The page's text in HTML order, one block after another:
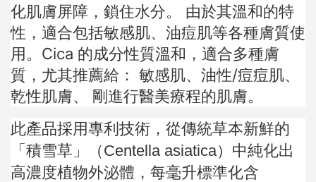
化肌膚屏障，鎖住水分。 由於其溫和的特
性，適合包括敏感肌、油痘肌等各種膚質使
用。Cica 的成分性質溫和，適合多種膚
質，尤其推薦給： 敏感肌、油性/痘痘肌、
乾性肌膚、 剛進行醫美療程的肌膚。
此產品採用專利技術，從傳統草本新鮮的
「積雪草」（Centella asiatica）中純化出
高濃度植物外泌體，每毫升標準化含